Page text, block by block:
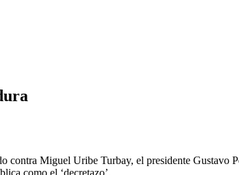
contra Miguel Uribe Turbay, el presidente Gustavo
como el ‘decretazo’.